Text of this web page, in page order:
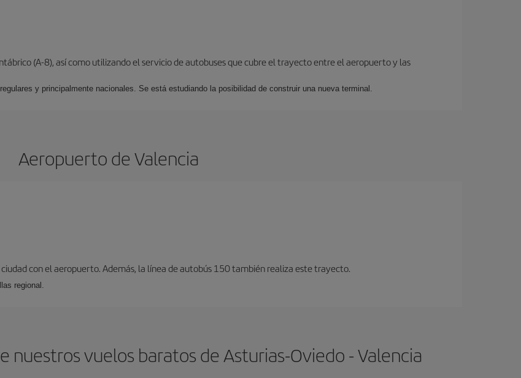
(A-8), así como utilizando el servicio de autobuses que cubre el trayecto entre el aeropuerto y las
y principalmente nacionales. Se está estudiando la posibilidad de construir una nueva terminal.
Aeropuerto de Valencia
con el aeropuerto. Además, la línea de autobús 150 también realiza este trayecto.
regional.
nuestros vuelos baratos de Asturias-Oviedo - Valencia